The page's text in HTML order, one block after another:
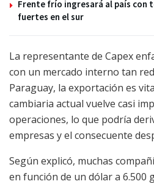
Frente frío ingresará al país con
fuertes en el sur
La representante de Capex
con un mercado interno tan
Paraguay, la exportación es
cambiaria actual vuelve casi
operaciones, lo que podría
empresas y el consecuente
Según explicó, muchas
en función de un dólar a 6.500